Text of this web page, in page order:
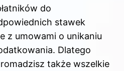
do
stawek
z umowami o unikaniu
Dlatego
także wszelkie